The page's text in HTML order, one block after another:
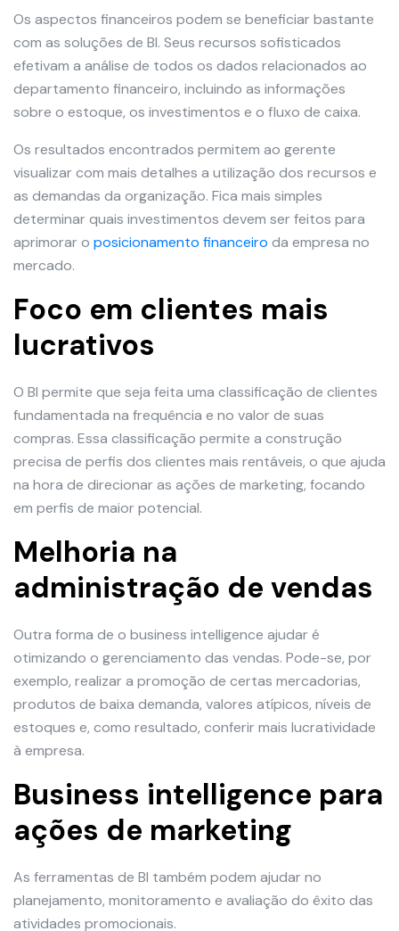
Os aspectos financeiros podem se beneficiar bastante
com as soluções de BI. Seus recursos sofisticados
efetivam a análise de todos os dados relacionados ao
departamento financeiro, incluindo as informações
sobre o estoque, os investimentos e o fluxo de caixa.
Os resultados encontrados permitem ao gerente
visualizar com mais detalhes a utilização dos recursos e
as demandas da organização. Fica mais simples
determinar quais investimentos devem ser feitos para
aprimorar o posicionamento financeiro da empresa no
mercado.
Foco em clientes mais
lucrativos
O BI permite que seja feita uma classificação de clientes
fundamentada na frequência e no valor de suas
compras. Essa classificação permite a construção
precisa de perfis dos clientes mais rentáveis, o que ajuda
na hora de direcionar as ações de marketing, focando
em perfis de maior potencial.
Melhoria na
administração de vendas
Outra forma de o business intelligence ajudar é
otimizando o gerenciamento das vendas. Pode-se, por
exemplo, realizar a promoção de certas mercadorias,
produtos de baixa demanda, valores atípicos, níveis de
estoques e, como resultado, conferir mais lucratividade
à empresa.
Business intelligence para
ações de marketing
As ferramentas de BI também podem ajudar no
planejamento, monitoramento e avaliação do êxito das
atividades promocionais.